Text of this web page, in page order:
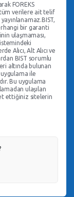
FOREKS
tüm verilere ait telif
bir garanti
ulaşmaması,
Alıcı, Alt Alıcı ve
BIST sorumlu
altında bulunan
uygulama ile
Bu uygulama
ulaşılan
ettiğiniz sitelerin